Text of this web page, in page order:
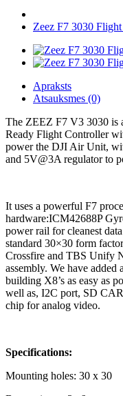
Zeez F7 3030
Apraksts
Atsauksmes (0)
The ZEEZ F7 V3 3030 is
Ready Flight Controller
power the DJI Air Unit,
and 5V@3A regulator to
It uses a powerful F7
hardware:ICM42688P
power rail for cleanest
standard 30×30 form
Crossfire and TBS Unify
assembly. We have
building X8’s as easy as
well as, I2C port, SD
chip for analog video.
Specifications:
Mounting holes: 30 x 30